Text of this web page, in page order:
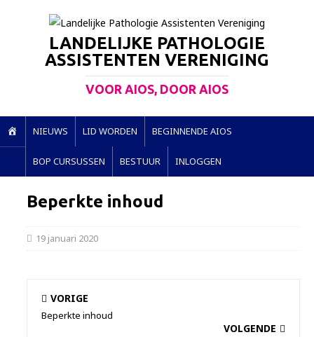
LANDELIJKE PATHOLOGIE
ASSISTENTEN VERENIGING
VOOR AIOS, DOOR AIOS
O
E
NIEUWS LID WORDEN BEGINNENDE AIOS
BOP CURSUSSEN BESTUUR INLOGGEN
Beperkte inhoud
19 januari 2020
VORIGE
Beperkte inhoud
VOLGENDE